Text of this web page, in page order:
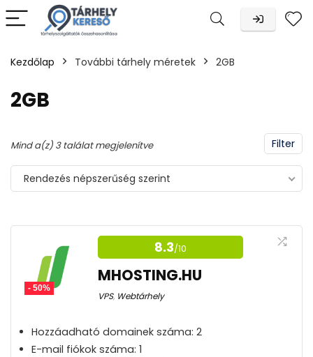
Kezdőlap További tárhely méretek 2GB
2GB
Filter
Mind a(z) 3 találat megjelenítveSorted
by
popularity
Rendezés népszerűség szerint
- 50%
8.3/10
MHOSTING.HU
VPS, Webtárhely
Hozzáadható domainek száma: 2
E-mail fiókok száma: 1